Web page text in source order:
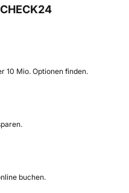
10 Mio. Optionen finden.
buchen.